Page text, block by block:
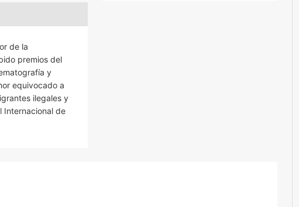
de la
premios del
y
equivocado a
ilegales y
Internacional de